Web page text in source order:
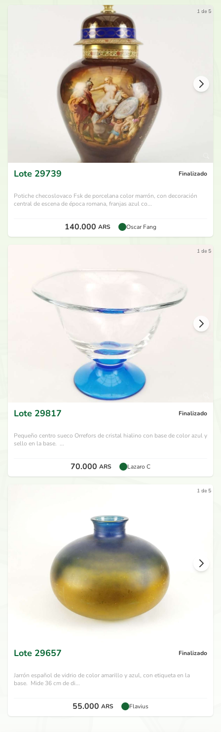
1 de 5
Lote 29739 Finalizado
Potiche checoslovaco Fsk de porcelana color marrón, con decoración
central de escena de época romana, franjas azul co...
140.000 ARS Oscar Fang
1 de 5
Lote 29817 Finalizado
Pequeño centro sueco Orrefors de cristal hialino con base de color azul y
sello en la base. ...
70.000 ARS Lazaro C
1 de 5
Lote 29657 Finalizado
Jarrón español de vidrio de color amarillo y azul, con etiqueta en la
base. Mide 36 cm de di...
55.000 ARS Flavius